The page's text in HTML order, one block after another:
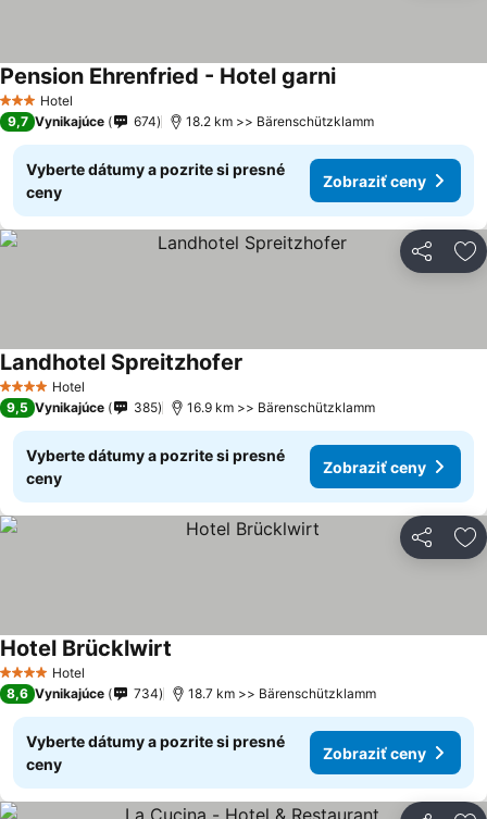
3 Počet hviezdičiek
Hotel
Pension Ehrenfried - Hotel garniZobraziť ceny
9,7 Vynikajúce 674 18.2 km >> Bärenschützklamm
Vyberte dátumy a pozrite si presné
ceny
Zobraziť ceny
Zdieľať
4 Počet hviezdičiek
Hotel
Landhotel Spreitzhofer
9,5 Vynikajúce 385 16.9 km >> Bärenschützklamm
Vyberte dátumy a pozrite si presné
ceny
Zobraziť ceny
Zdieľať
4 Počet hviezdičiek
Hotel
Hotel Brücklwirt
8,6 Vynikajúce 734 18.7 km >> Bärenschützklamm
Vyberte dátumy a pozrite si presné
ceny
Zobraziť ceny